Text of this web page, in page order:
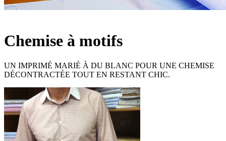
Chemise à motifs
UN IMPRIMÉ MARIÉ À DU BLANC POUR UNE CHEMISE
DÉCONTRACTÉE TOUT EN RESTANT CHIC.